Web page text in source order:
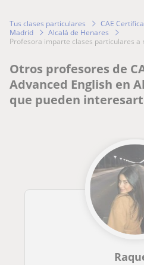
Tus clases particulares
CAE
Madrid
Alcalá de Henares
profesora imparte clases particulares a
Otros profesores de
Advanced English en
que pueden